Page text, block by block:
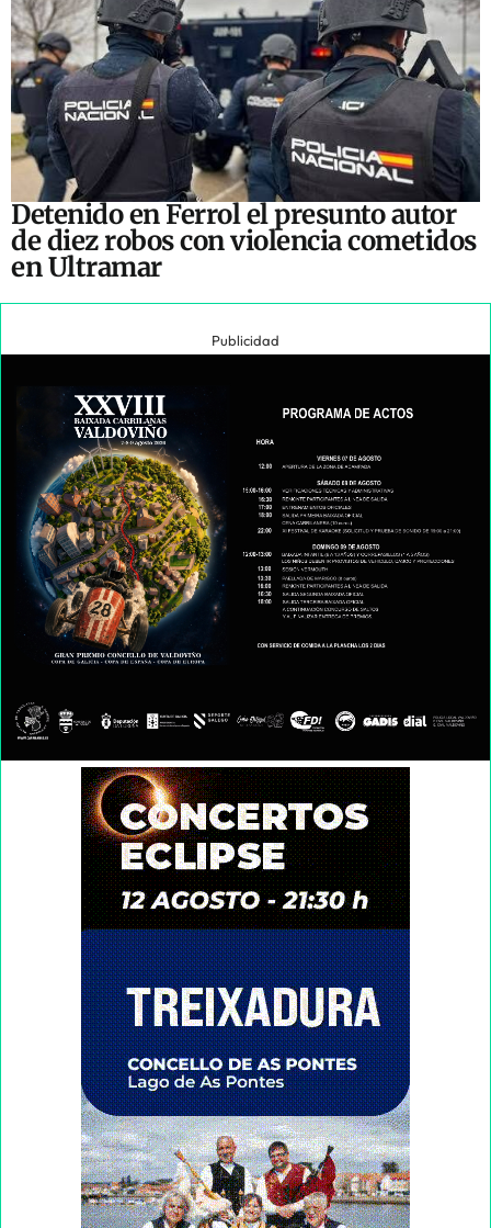
Detenido en Ferrol el presunto autor
de diez robos con violencia cometidos
en Ultramar
Publicidad